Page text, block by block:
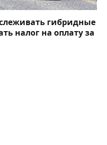
гибридные
налог на оплату за